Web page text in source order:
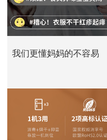
我们更懂妈妈的不容易